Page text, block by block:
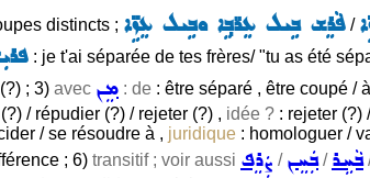
distincts ; ܦܵܪܸܫ ܒܹܝܠ ܥܸܪ̈ܒ݂ܹܐ ܘܒܹܝܠ ܥܸܙܹ̈ܐ /
: je t'ai séparée de tes frères/ "tu as été
; 3) avec ܡܸܢ : de : être séparé , être coupé /
/ répudier (?) / rejeter (?) , idée ? : rejeter (?)
/ se résoudre à , juridique : homologuer /
; 6) transitif ; voir aussi ܨܲܪܸܦ / ܒܲܚܸܢ/ܒܵܚܹܪ